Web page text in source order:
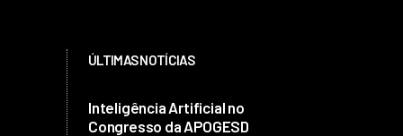
ÚLTIMAS NOTÍCIAS
Inteligência Artificial no
Congresso da APOGESD